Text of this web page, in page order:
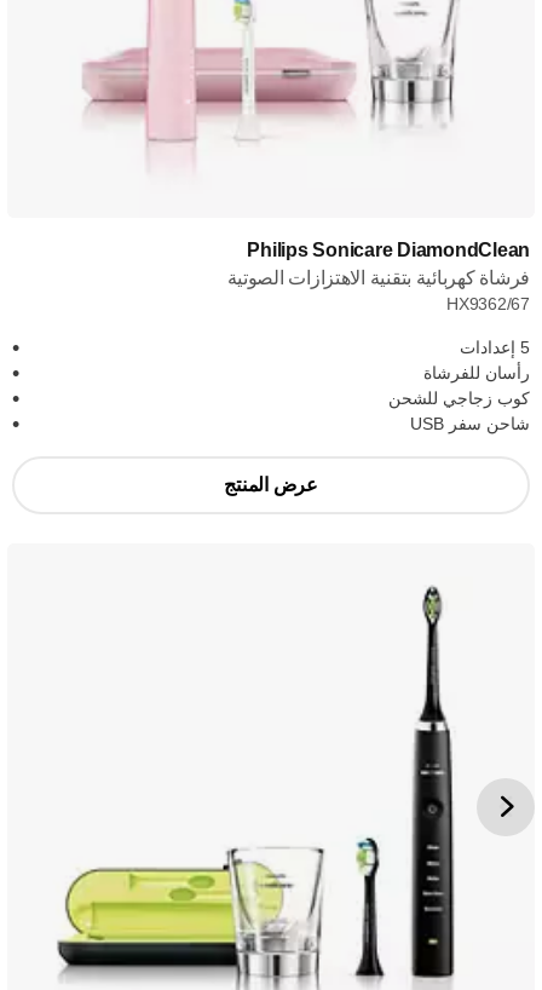
Philips Sonicare DiamondClean
فرشاة كهربائية بتقنية الاهتزازات الصوتية
HX9362/67
5 إعدادات
رأسان للفرشاة
كوب زجاجي للشحن
شاحن سفر USB
عرض المنتج